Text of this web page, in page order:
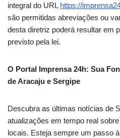
integral do URL https://
são permitidas abreviações ou
desta diretriz poderá resultar em
previsto pela lei.
O Portal Imprensa 24h: Sua
de Aracaju e Sergipe
Descubra as últimas notícias de
atualizações em tempo real
locais. Esteja sempre um passo